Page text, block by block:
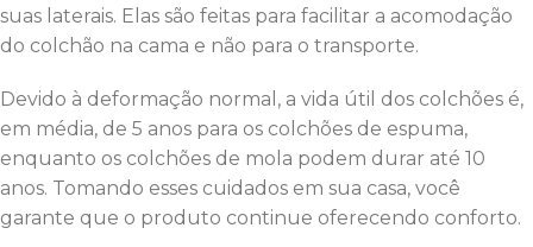
suas laterais. Elas são feitas para facilitar a acomodação
do colchão na cama e não para o transporte.
Devido à deformação normal, a vida útil dos colchões é,
em média, de 5 anos para os colchões de espuma,
enquanto os colchões de mola podem durar até 10
anos. Tomando esses cuidados em sua casa, você
garante que o produto continue oferecendo conforto.